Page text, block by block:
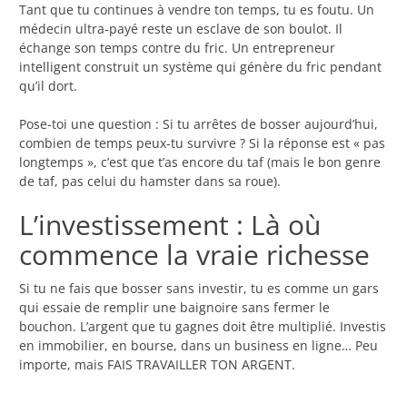
Tant que tu continues à vendre ton temps, tu es foutu. Un
médecin ultra-payé reste un esclave de son boulot. Il
échange son temps contre du fric. Un entrepreneur
intelligent construit un système qui génère du fric pendant
qu’il dort.
Pose-toi une question : Si tu arrêtes de bosser aujourd’hui,
combien de temps peux-tu survivre ? Si la réponse est « pas
longtemps », c’est que t’as encore du taf (mais le bon genre
de taf, pas celui du hamster dans sa roue).
L’investissement : Là où
commence la vraie richesse
Si tu ne fais que bosser sans investir, tu es comme un gars
qui essaie de remplir une baignoire sans fermer le
bouchon. L’argent que tu gagnes doit être multiplié. Investis
en immobilier, en bourse, dans un business en ligne… Peu
importe, mais FAIS TRAVAILLER TON ARGENT.